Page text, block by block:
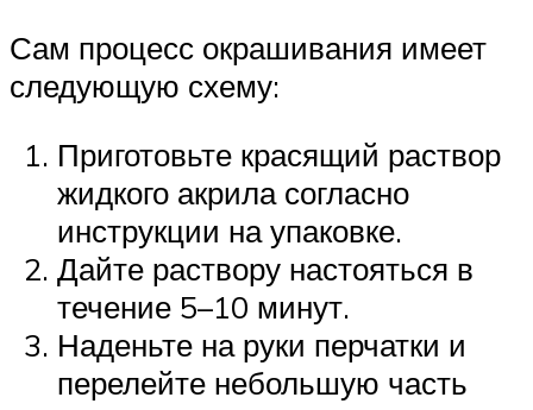
Сам процесс окрашивания имеет
следующую схему:
Приготовьте красящий раствор
жидкого акрила согласно
инструкции на упаковке.
Дайте раствору настояться в
течение 5–10 минут.
Наденьте на руки перчатки и
перелейте небольшую часть